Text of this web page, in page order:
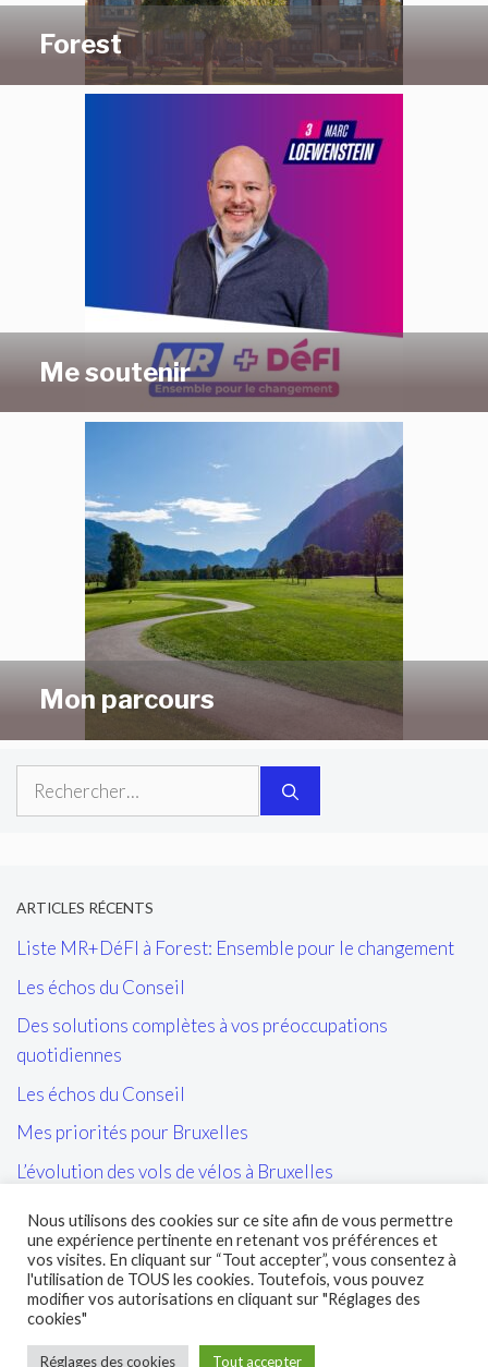
Forest
Me soutenir
Mon parcours
Rechercher :
ARTICLES RÉCENTS
Liste MR+DéFI à Forest: Ensemble pour le changement
Les échos du Conseil
Des solutions complètes à vos préoccupations
quotidiennes
Les échos du Conseil
Mes priorités pour Bruxelles
L’évolution des vols de vélos à Bruxelles
Les tags/affiches/autocollants perturbant l’ordre public
et la cohésion sociale
L’entretien des sites propres de la STIB et de leurs abords
Nous utilisons des cookies sur ce site afin de vous permettre
une expérience pertinente en retenant vos préférences et
vos visites. En cliquant sur “Tout accepter”, vous consentez à
l'utilisation de TOUS les cookies. Toutefois, vous pouvez
modifier vos autorisations en cliquant sur "Réglages des
cookies"
Réglages des cookies Tout accepter